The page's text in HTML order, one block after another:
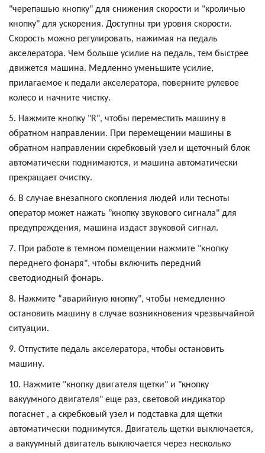
"черепашью кнопку" для снижения скорости и "кроличью
кнопку" для ускорения. Доступны три уровня скорости.
Скорость можно регулировать, нажимая на педаль
акселератора. Чем больше усилие на педаль, тем быстрее
движется машина. Медленно уменьшите усилие,
прилагаемое к педали акселератора, поверните рулевое
колесо и начните чистку.
5. Нажмите кнопку "R", чтобы переместить машину в
обратном направлении. При перемещении машины в
обратном направлении скребковый узел и щеточный блок
автоматически поднимаются, и машина автоматически
прекращает очистку.
6. В случае внезапного скопления людей или тесноты
оператор может нажать "кнопку звукового сигнала" для
предупреждения, машина издаст звуковой сигнал.
7. При работе в темном помещении нажмите "кнопку
переднего фонаря", чтобы включить передний
светодиодный фонарь.
8. Нажмите “аварийную кнопку", чтобы немедленно
остановить машину в случае возникновения чрезвычайной
ситуации.
9. Отпустите педаль акселератора, чтобы остановить
машину.
10. Нажмите "кнопку двигателя щетки" и "кнопку
вакуумного двигателя" еще раз, световой индикатор
погаснет , а скребковый узел и подставка для щетки
автоматически поднимутся. Двигатель щетки выключается,
а вакуумный двигатель выключается через несколько